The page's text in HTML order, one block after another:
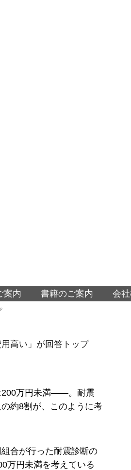
案内 書籍のご案内 会
高い」が回答トップ
200万円未満――。耐震
約8割が、このように考
合が行った耐震診断の
万円未満を考えている